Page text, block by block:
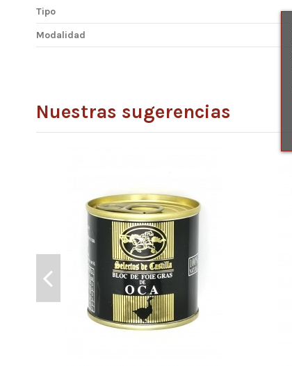
Tipo
Modalidad
Nuestras sugerencias